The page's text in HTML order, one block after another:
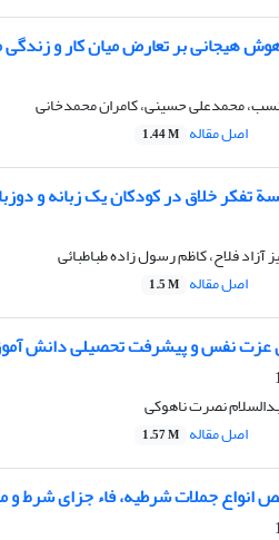
هیجانی بر تعارض میان کار و زندگی
محمدعلی حسینی، کامران محمدخانی
اصل مقاله 1.44 M
تفکر خلاق در کودکان یک زبانه و
آزاد فلاح، کاظم رسول زاده طباطبائی
اصل مقاله 1.5 M
عزت نفس و پیشرفت تحصیلی دانش
نصرت ناهوکی
اصل مقاله 1.57 M
جملات شرطیه، فاء جزای شرط و